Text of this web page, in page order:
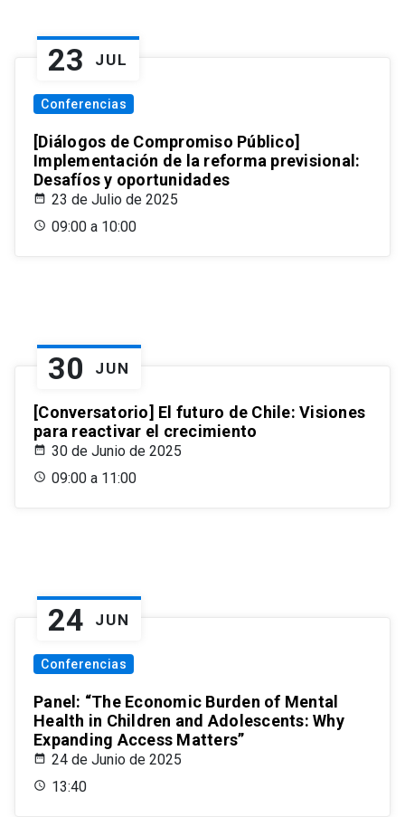
23 JUL
Conferencias
[Diálogos de Compromiso Público]
Implementación de la reforma previsional:
Desafíos y oportunidades
23 de Julio de 2025
09:00 a 10:00
30 JUN
[Conversatorio] El futuro de Chile: Visiones
para reactivar el crecimiento
30 de Junio de 2025
09:00 a 11:00
24 JUN
Conferencias
Panel: “The Economic Burden of Mental
Health in Children and Adolescents: Why
Expanding Access Matters”
24 de Junio de 2025
13:40